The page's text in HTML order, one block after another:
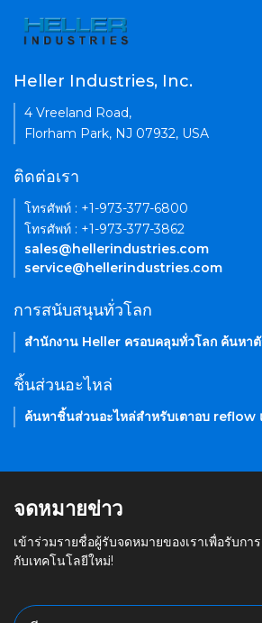
Heller Industries, Inc.
4 Vreeland Road,
Florham Park, NJ 07932, USA
ติดต่อเรา
โทรศัพท์ : +1-973-377-6800
โทรศัพท์ : +1-973-377-3862
sales@hellerindustries.com
service@hellerindustries.com
การสนับสนุนทั่วโลก
สำนักงาน Heller ครอบคลุมทั่วโลก ค้นหา
ชิ้นส่วนอะไหล่
ค้นหาชิ้นส่วนอะไหล่สำหรับเตาอบ reflow
จดหมายข่าว
เข้าร่วมรายชื่อผู้รับจดหมายของเราเพื่อรับกา
กับเทคโนโลยีใหม่!